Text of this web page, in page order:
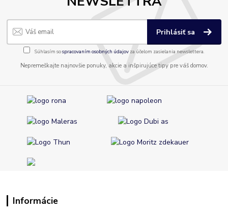
Prihlásiť sa
Súhlasím sospracovaním osobných údajov za účelom zasielania newslettera.
Nepremeškajte najnovšie ponuky, akcie a inšpirujúce tipy pre váš domov.
Informácie